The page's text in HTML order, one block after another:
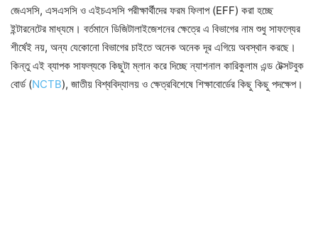
জেএসসি, এসএসসি ও এইচএসসি পরীক্ষার্থীদের ফরম ফিলাপ (EFF) করা হচ্ছে
ইন্টারনেটের মাধ্যমে। বর্তমানে ডিজিটালাইজেশনের ক্ষেত্রে এ বিভাগের নাম শুধু সাফল্যের
শীর্ষেই নয়, অন্য যেকোনো বিভাগের চাইতে অনেক অনেক দূর এগিয়ে অবস্থান করছে।
কিন্তু এই ব্যাপক সাফল্যকে কিছুটা ম্লান করে দিচ্ছে ন্যাশনাল কারিকুলাম এন্ড টেক্সটবুক
বোর্ড (NCTB), জাতীয় বিশ্ববিদ্যালয় ও ক্ষেত্রবিশেষে শিক্ষাবোর্ডের কিছু কিছু পদক্ষেপ।